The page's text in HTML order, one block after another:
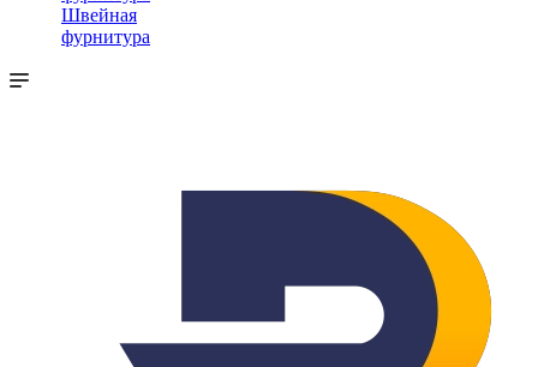
Швейная
фурнитура